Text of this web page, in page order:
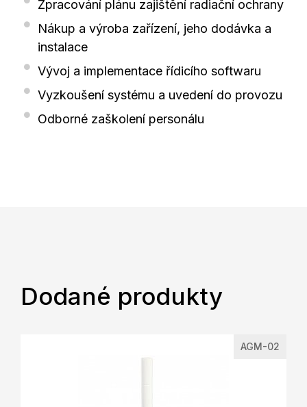
Zpracování plánu zajištění radiační ochrany
Nákup a výroba zařízení, jeho dodávka a
instalace
Vývoj a implementace řídicího softwaru
Vyzkoušení systému a uvedení do provozu
Odborné zaškolení personálu
Dodané produkty
AGM-02